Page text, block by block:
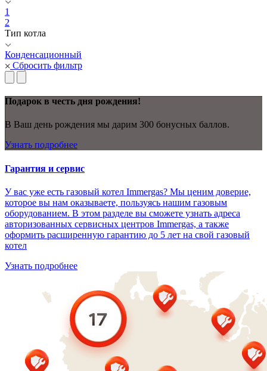
1
2
Тип котла
Конденсационный
Сбросить фильтр
Подарок в честь дня рождения!
В Ваш день рождения мы дарим 300 бонусных баллов.
Узнать подробнее
Гарантия и сервис
У вас уже есть газовый котел Immergas? Мы ценим доверие,
которое вы нам оказываете, пользуясь нашим газовым
оборудованием. В этом разделе вы сможете узнать адреса
авторизованных сервисных центров Immergas, а также
оформить расширенную гарантию до 5 лет на свой газовый
котел
Узнать подробнее